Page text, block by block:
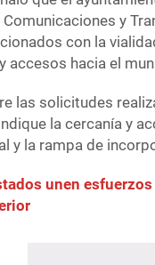
y
con la
accesos hacia el
las solicitudes
la cercanía y
y la rampa de
unen